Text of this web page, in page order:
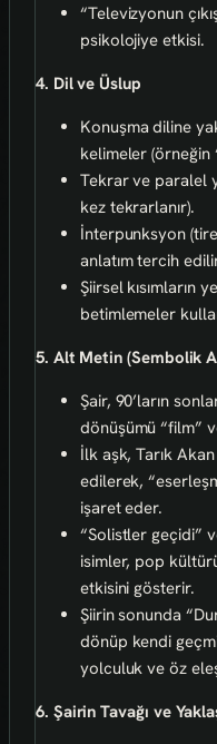
“Televizyonun
psikolojiye etkisi.
4. Dil ve Üslup
Konuşma diline
kelimeler (örneğin
Tekrar ve paralel
kez tekrarlanır).
İnterpunksyon
anlatım tercih
Şiirsel kısımların
betimlemeler
5. Alt Metin (Sembolik
Şair, 90’ların
dönüşümü “film”
İlk aşk, Tarık
edilerek,
işaret eder.
“Solistler geçidi”
isimler, pop
etkisini gösterir.
Şiirin sonunda
dönüp kendi
yolculuk ve öz
6. Şairin Tavağı ve